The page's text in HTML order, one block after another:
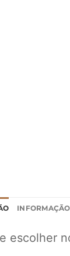
escolher